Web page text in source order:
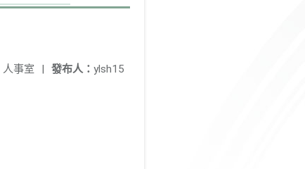
發布人： ylsh15
人事室 |